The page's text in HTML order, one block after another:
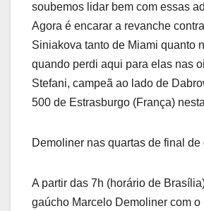
soubemos lidar bem com essas
Agora é encarar a revanche
Siniakova tanto de Miami quanto
quando perdi aqui para elas nas
Stefani, campeã ao lado de
500 de Estrasburgo (França)
Demoliner nas quartas de final de
A partir das 7h (horário de
gaúcho Marcelo Demoliner com